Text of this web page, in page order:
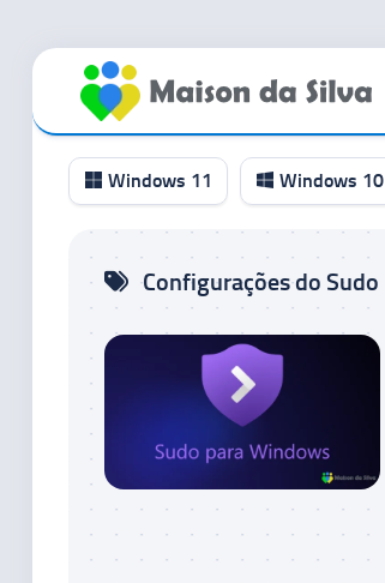
conteúdo
Windows 11 Windows 10
Configurações do Sudo